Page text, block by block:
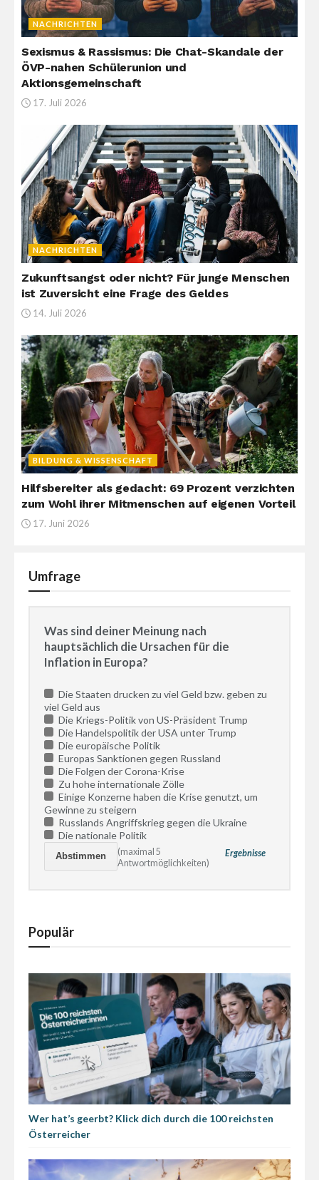
NACHRICHTEN
Sexismus & Rassismus: Die Chat-Skandale der
ÖVP-nahen Schülerunion und
Aktionsgemeinschaft
17. Juli 2026
NACHRICHTEN
Zukunftsangst oder nicht? Für junge Menschen
ist Zuversicht eine Frage des Geldes
14. Juli 2026
BILDUNG & WISSENSCHAFT
Hilfsbereiter als gedacht: 69 Prozent verzichten
zum Wohl ihrer Mitmenschen auf eigenen Vorteil
17. Juni 2026
Umfrage
Was sind deiner Meinung nach
hauptsächlich die Ursachen für die
Inflation in Europa?
Die Staaten drucken zu viel Geld bzw. geben zu
viel Geld aus
Die Kriegs-Politik von US-Präsident Trump
Die Handelspolitik der USA unter Trump
Die europäische Politik
Europas Sanktionen gegen Russland
Die Folgen der Corona-Krise
Zu hohe internationale Zölle
Einige Konzerne haben die Krise genutzt, um
Gewinne zu steigern
Russlands Angriffskrieg gegen die Ukraine
Die nationale Politik
Ergebnisse
(maximal 5
Antwortmöglichkeiten)
Populär
Wer hat’s geerbt? Klick dich durch die 100 reichsten
Österreicher